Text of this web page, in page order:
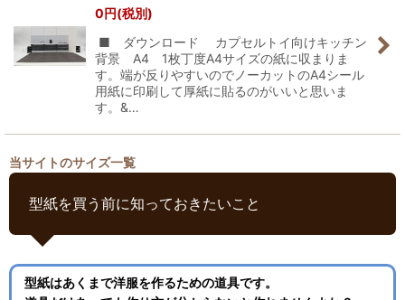
0円(税別)
■ ダウンロード カプセルトイ向けキッチン
背景 A4 1枚丁度A4サイズの紙に収まりま
す。端が反りやすいのでノーカットのA4シール
用紙に印刷して厚紙に貼るのがいいと思いま
す。&…
当サイトのサイズ一覧
型紙を買う前に知っておきたいこと
型紙はあくまで洋服を作るための道具です。